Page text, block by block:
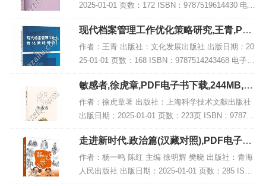
2025-01-01 页数：172 ISBN：9787519614430 电子
书大小：191MB [高清扫描版PDF格式] 内容简介
《高校美...
现代档案管理工作优化策略研究,王青,PDF
电子书网盘下载
作者：王青 出版社：文化发展出版社 出版日期：20
25-01-01 页数：168 ISBN：9787514243468 电子书
大小：264MB [高清扫描版PDF格式] 内容简介 书
名：《现...
敏感者,徐虎章,PDF电子书下载,244MB,网
盘资源
作者：徐虎章著 出版社：上海科学技术文献出版社
出版日期：2025-01-01 页数：223页 ISBN：978754
3991064 电子书大小：244MB [高清扫描版PDF格
式] 内容简...
走进新时代.政治篇(汉藏对照),PDF电子书
网盘下载
作者：杨一鸣 陈红 主编 徐明辉 樊晓 出版社：青海
人民出版社 出版日期：2025-01-01 页数：285 ISB